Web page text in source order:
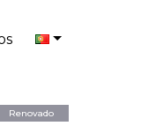
Renovado